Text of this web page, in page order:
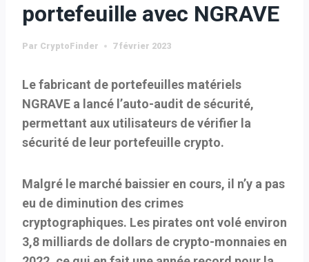
portefeuille avec NGRAVE
Par CryptoFinder 7 février 2023
Le fabricant de portefeuilles matériels
NGRAVE a lancé l’auto-audit de sécurité,
permettant aux utilisateurs de vérifier la
sécurité de leur portefeuille crypto.
Malgré le marché baissier en cours, il n’y a pas
eu de diminution des crimes
cryptographiques. Les pirates ont volé environ
3,8 milliards de dollars de crypto-monnaies en